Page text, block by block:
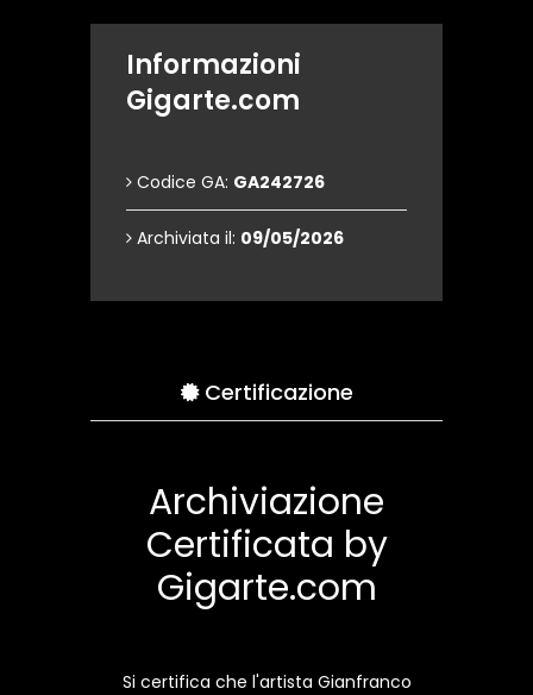
Informazioni
Gigarte.com
Codice GA: GA242726
Archiviata il: 09/05/2026
Certificazione
Archiviazione
Certificata by
Gigarte.com
Si certifica che l'artista Gianfranco